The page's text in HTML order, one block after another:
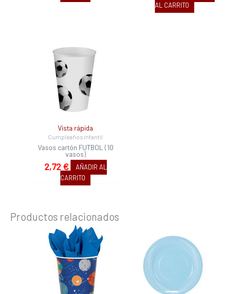
AL CARRITO
Vista rápida
Cumpleaños infantil
Vasos cartón FUTBOL (10
vasos)
2,72 €
AÑADIR AL
CARRITO
Productos relacionados